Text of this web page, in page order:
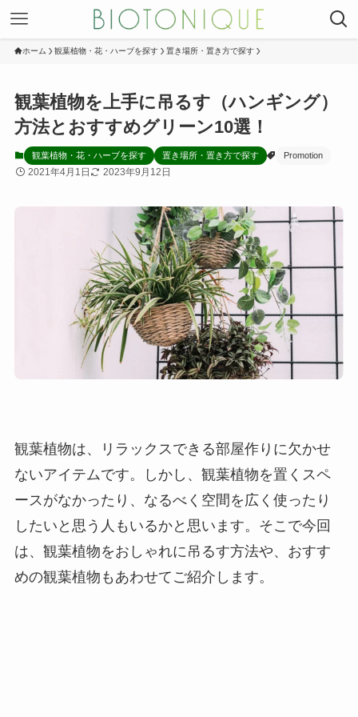
ホーム 観葉植物・花・ハーブを探す 置き場所・置き方で探す
観葉植物を上手に吊るす（ハンギング）
方法とおすすめグリーン10選！
観葉植物・花・ハーブを探す 置き場所・置き方で探す Promotion
2021年4月1日 2023年9月12日
観葉植物は、リラックスできる部屋作りに欠かせ
ないアイテムです。しかし、観葉植物を置くスペ
ースがなかったり、なるべく空間を広く使ったり
したいと思う人もいるかと思います。そこで今回
は、観葉植物をおしゃれに吊るす方法や、おすす
めの観葉植物もあわせてご紹介します。